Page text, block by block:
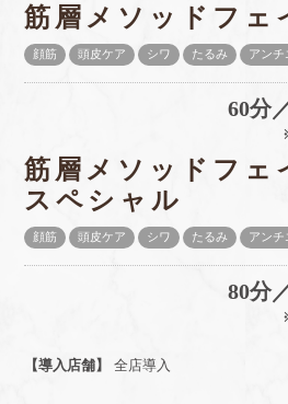
筋層メソッドフェ
顔筋 頭皮ケア シワ たるみ アン
60分
筋層メソッドフェ
スペシャル
顔筋 頭皮ケア シワ たるみ アン
80分
【導入店舗】 全店導入